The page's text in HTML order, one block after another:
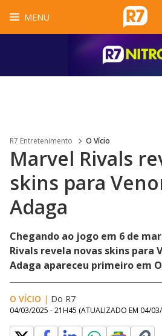
MENU
R7 Entretenimento O Vício
Marvel Rivals
skins para
Adaga
Chegando ao jogo em 6 de
Rivals revela novas skins para
Adaga apareceu primeiro em
O VÍCIO | Do R7
04/03/2025 - 21H45 (ATUALIZADO EM 04/